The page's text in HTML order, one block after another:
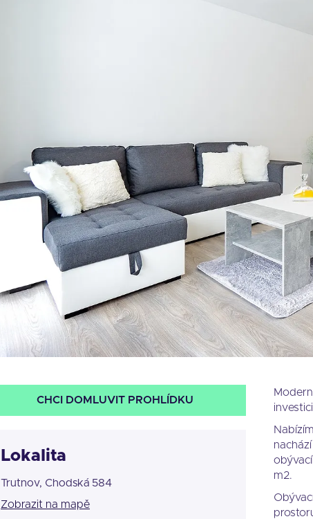
CHCI DOMLUVIT PROHLÍDKU
Lokalita
Trutnov, Chodská 584
Zobrazit na mapě
m2.